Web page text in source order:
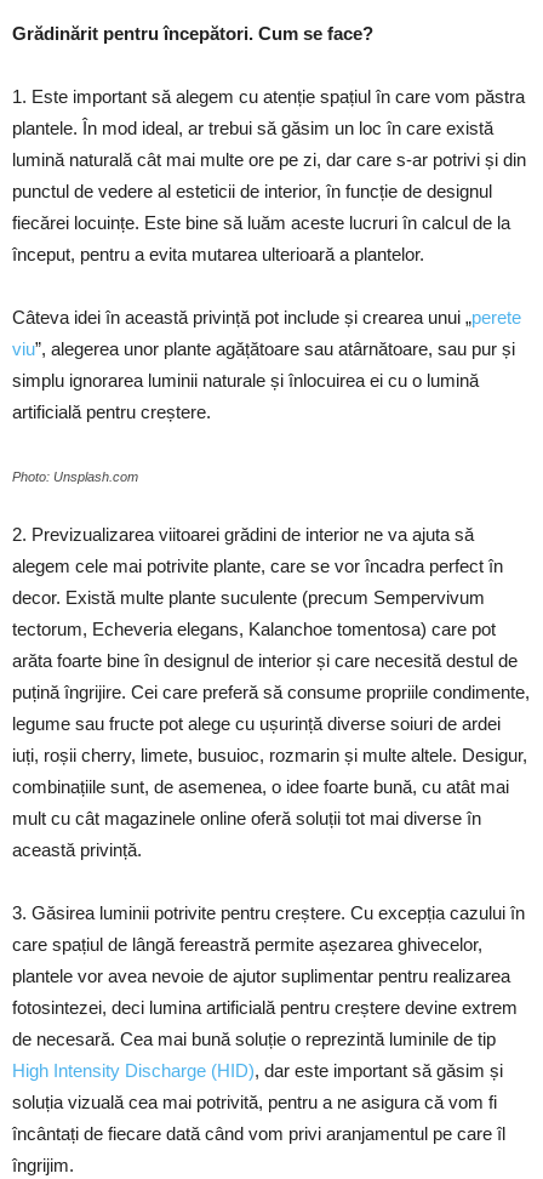
Grădinărit pentru începători. Cum se face?
1. Este important să alegem cu atenție spațiul în care vom păstra
plantele. În mod ideal, ar trebui să găsim un loc în care există
lumină naturală cât mai multe ore pe zi, dar care s-ar potrivi și din
punctul de vedere al esteticii de interior, în funcție de designul
fiecărei locuințe. Este bine să luăm aceste lucruri în calcul de la
început, pentru a evita mutarea ulterioară a plantelor.
Câteva idei în această privință pot include și crearea unui „perete
viu”, alegerea unor plante agățătoare sau atârnătoare, sau pur și
simplu ignorarea luminii naturale și înlocuirea ei cu o lumină
artificială pentru creștere.
Photo: Unsplash.com
2. Previzualizarea viitoarei grădini de interior ne va ajuta să
alegem cele mai potrivite plante, care se vor încadra perfect în
decor. Există multe plante suculente (precum Sempervivum
tectorum, Echeveria elegans, Kalanchoe tomentosa) care pot
arăta foarte bine în designul de interior și care necesită destul de
puțină îngrijire. Cei care preferă să consume propriile condimente,
legume sau fructe pot alege cu ușurință diverse soiuri de ardei
iuți, roșii cherry, limete, busuioc, rozmarin și multe altele. Desigur,
combinațiile sunt, de asemenea, o idee foarte bună, cu atât mai
mult cu cât magazinele online oferă soluții tot mai diverse în
această privință.
3. Găsirea luminii potrivite pentru creștere. Cu excepția cazului în
care spațiul de lângă fereastră permite așezarea ghivecelor,
plantele vor avea nevoie de ajutor suplimentar pentru realizarea
fotosintezei, deci lumina artificială pentru creștere devine extrem
de necesară. Cea mai bună soluție o reprezintă luminile de tip
High Intensity Discharge (HID), dar este important să găsim și
soluția vizuală cea mai potrivită, pentru a ne asigura că vom fi
încântați de fiecare dată când vom privi aranjamentul pe care îl
îngrijim.